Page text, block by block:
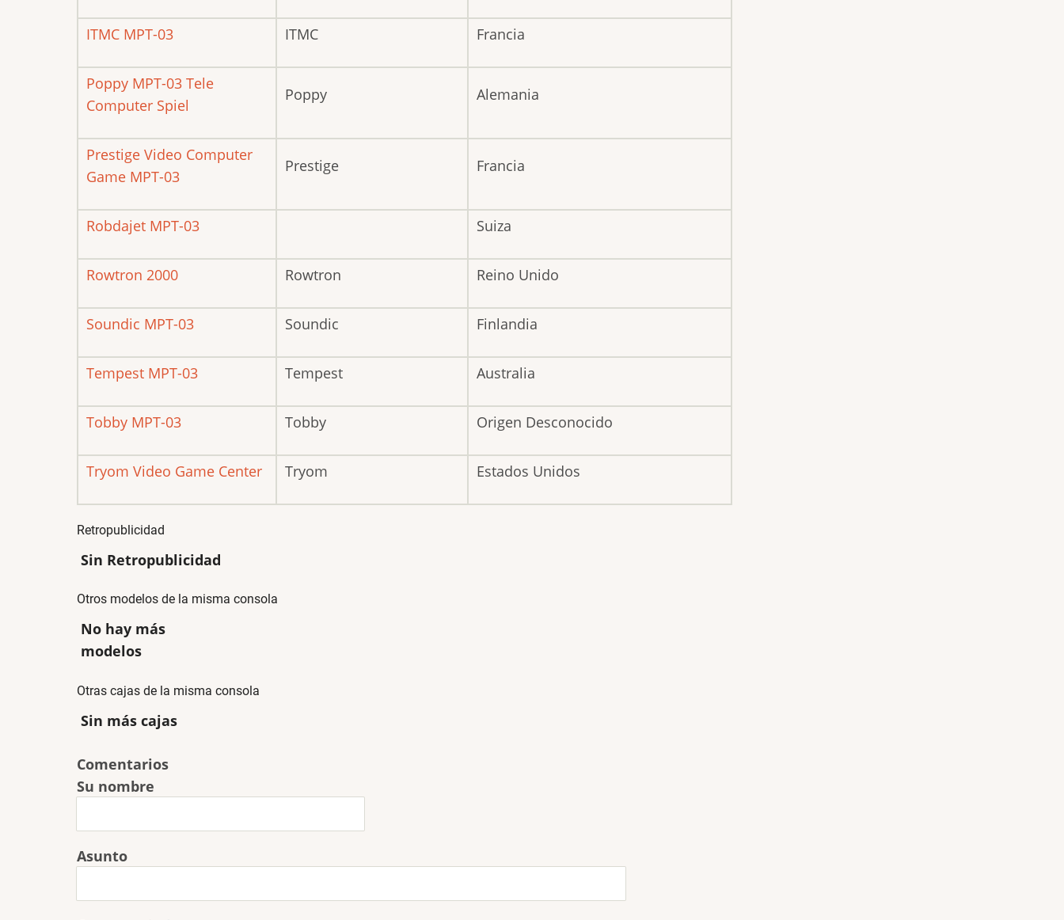
ITMC MPT-03 ITMC Francia
Poppy MPT-03 Tele
Computer Spiel
Poppy Alemania
Prestige Video Computer
Game MPT-03
Prestige Francia
Robdajet MPT-03 Suiza
Rowtron 2000 Rowtron Reino Unido
Soundic MPT-03 Soundic Finlandia
Tempest MPT-03 Tempest Australia
Tobby MPT-03 Tobby Origen Desconocido
Tryom Video Game Center Tryom Estados Unidos
Retropublicidad
Sin Retropublicidad
Otros modelos de la misma consola
No hay más
modelos
Otras cajas de la misma consola
Sin más cajas
Comentarios
Su nombre
Asunto